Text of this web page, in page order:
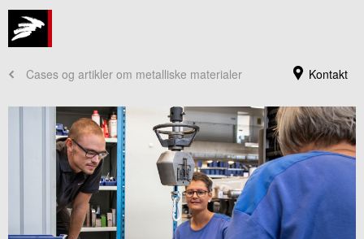
Kontakt
Cases og artikler om metalliske materialer